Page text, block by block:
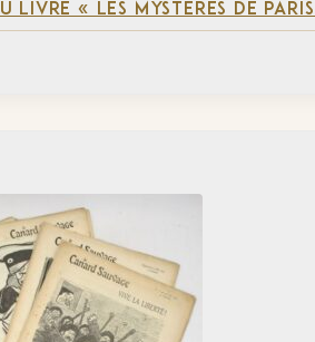
LIVRE « LES MYSTÈRES DE